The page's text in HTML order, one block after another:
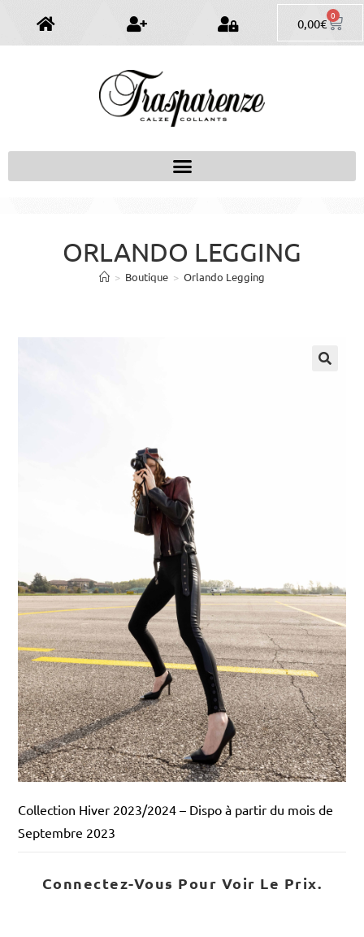
0,00€ 0
ORLANDO LEGGING
> Boutique > Orlando Legging
Collection Hiver 2023/2024 – Dispo à partir du mois de
Septembre 2023
Connectez-Vous Pour Voir Le Prix.